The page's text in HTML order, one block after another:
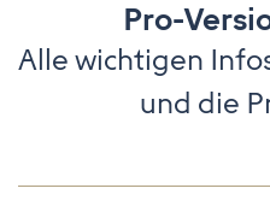
Pro-
Alle wichtigen
und die